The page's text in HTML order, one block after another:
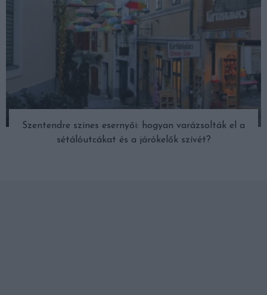
Szentendre színes esernyői: hogyan varázsolták el a
sétálóutcákat és a járókelők szívét?